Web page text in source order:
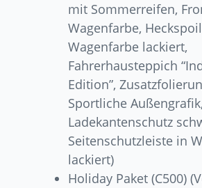
mit Sommerreifen,
Wagenfarbe,
Wagenfarbe lackiert,
Fahrerhausteppich
Edition”,
Sportliche Außengrafik,
Ladekantenschutz
Seitenschutzleiste in
lackiert)
Holiday Paket (C500)